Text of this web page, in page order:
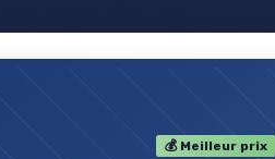
💰 Meilleur prix